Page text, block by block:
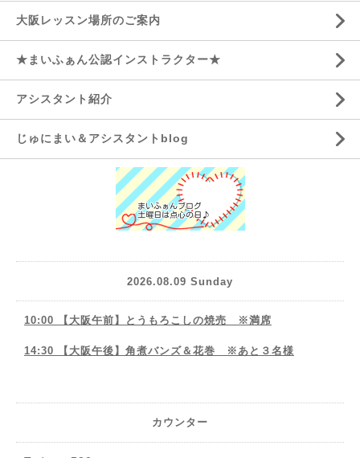
大阪レッスン場所のご案内
★まいふぁん公認インストラクター★
アシスタント紹介
じゅにまい＆アシスタントblog
2026.08.09 Sunday
10:00 【大阪午前】とうもろこしの焼売 ※満席
14:30 【大阪午後】角煮バンズ＆花巻 ※あと３名様
カウンター